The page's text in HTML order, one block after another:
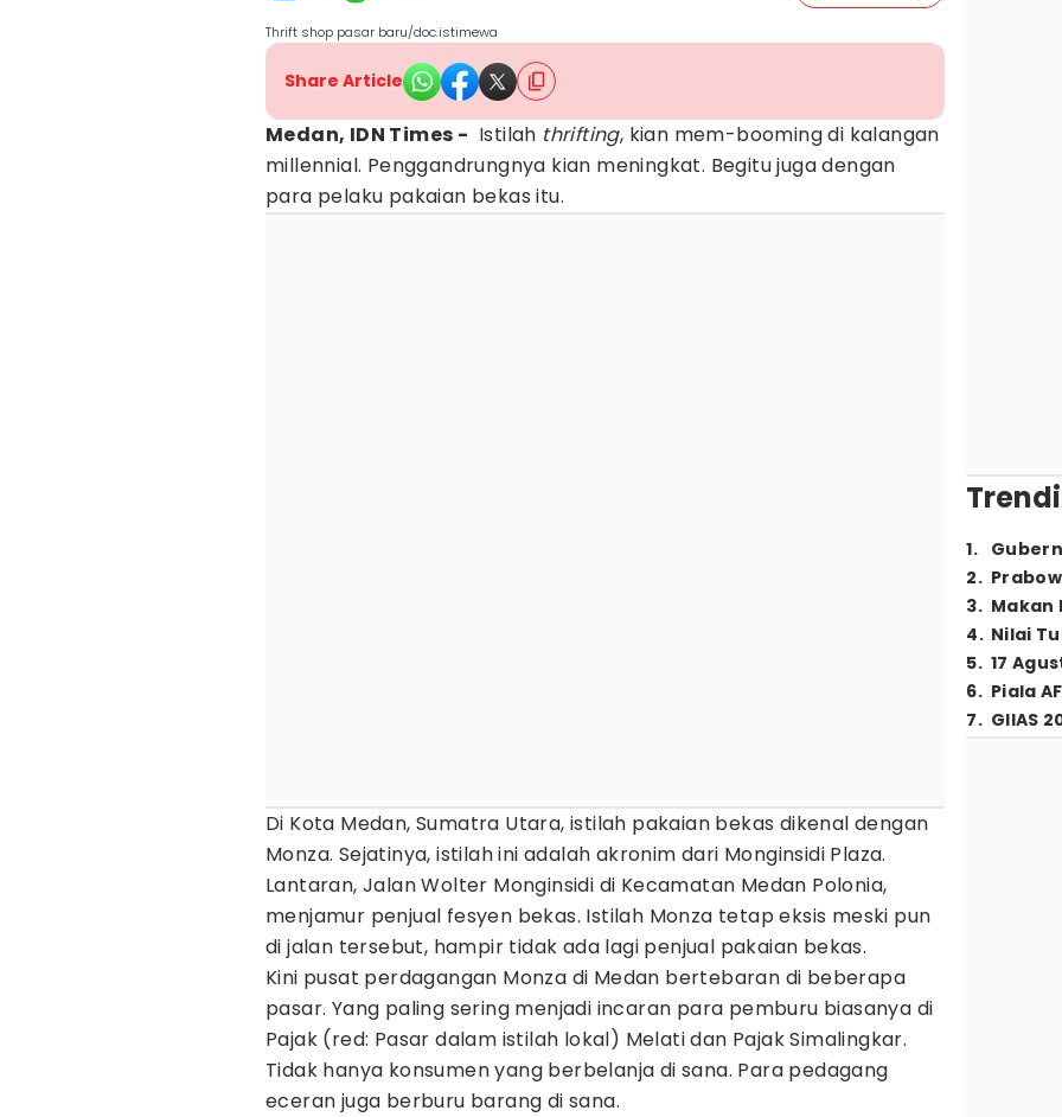
Thrift shop pasar baru/doc.istimewa
Share Article
Medan, IDN Times - Istilah thrifting, kian mem-booming di kalangan
millennial. Penggandrungnya kian meningkat. Begitu juga dengan
para pelaku pakaian bekas itu.
Di Kota Medan, Sumatra Utara, istilah pakaian bekas dikenal dengan
Monza. Sejatinya, istilah ini adalah akronim dari Monginsidi Plaza.
Lantaran, Jalan Wolter Monginsidi di Kecamatan Medan Polonia,
menjamur penjual fesyen bekas. Istilah Monza tetap eksis meski pun
di jalan tersebut, hampir tidak ada lagi penjual pakaian bekas.
Kini pusat perdagangan Monza di Medan bertebaran di beberapa
pasar. Yang paling sering menjadi incaran para pemburu biasanya di
Pajak (red: Pasar dalam istilah lokal) Melati dan Pajak Simalingkar.
Tidak hanya konsumen yang berbelanja di sana. Para pedagang
eceran juga berburu barang di sana.
1.
2.
3. Makan
4. Nilai
5. 17
6. Piala
7. GIIAS